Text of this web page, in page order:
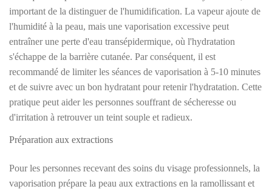
important de la distinguer de l'humidification. La vapeur ajoute de
l'humidité à la peau, mais une vaporisation excessive peut
entraîner une perte d'eau transépidermique, où l'hydratation
s'échappe de la barrière cutanée. Par conséquent, il est
recommandé de limiter les séances de vaporisation à 5-10 minutes
et de suivre avec un bon hydratant pour retenir l'hydratation. Cette
pratique peut aider les personnes souffrant de sécheresse ou
d'irritation à retrouver un teint souple et radieux.
Préparation aux extractions
Pour les personnes recevant des soins du visage professionnels, la
vaporisation prépare la peau aux extractions en la ramollissant et